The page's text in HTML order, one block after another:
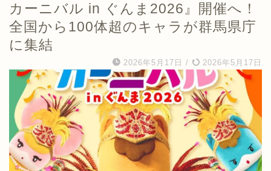
カーニバル in ぐんま2026』開催へ！
全国から100体超のキャラが群馬県庁
に集結
2026年5月17日 / 2026年5月17日